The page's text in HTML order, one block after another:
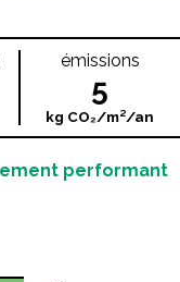
émissions
5
kg CO₂/m²/an
performant